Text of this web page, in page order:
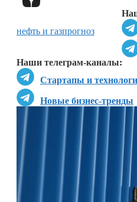
Наши телеграм-каналы:
Стартапы и
Новые бизнес-тренды
нефть и газпрогноз